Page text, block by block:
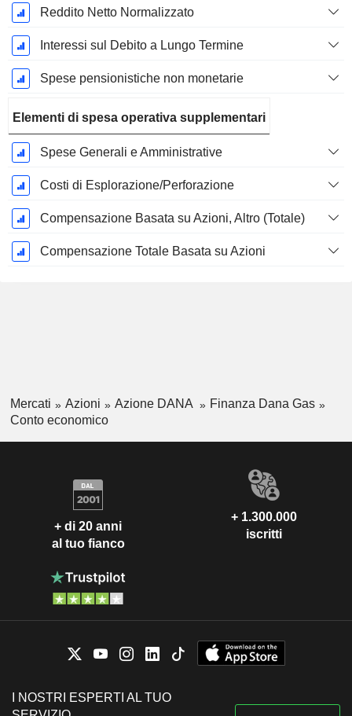
Reddito Netto Normalizzato
Interessi sul Debito a Lungo Termine
Spese pensionistiche non monetarie
Elementi di spesa operativa supplementari
Spese Generali e Amministrative
Costi di Esplorazione/Perforazione
Compensazione Basata su Azioni, Altro (Totale)
Compensazione Totale Basata su Azioni
Mercati Azioni Azione DANA
Finanza Dana Gas
Conto economico
+ di 20 anni
al tuo fianco
+ 1.300.000
iscritti
I NOSTRI ESPERTI AL TUO